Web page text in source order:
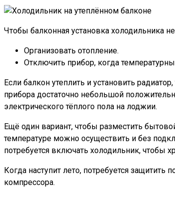
Чтобы балконная установка холодильника
Организовать отопление.
Отключить прибор, когда
Если балкон утеплить и установить
прибора достаточно небольшой
электрического тёплого пола на лоджии.
Ещё один вариант, чтобы разместить
температуре можно осуществить и без
потребуется включать холодильник, чтобы
Когда наступит лето, потребуется
компрессора.